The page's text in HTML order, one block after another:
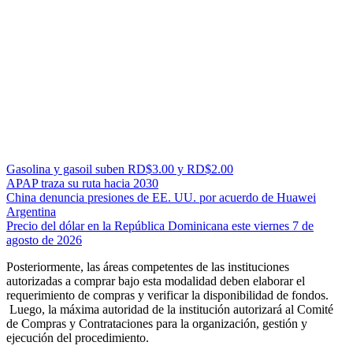
Gasolina y gasoil suben RD$3.00 y RD$2.00
APAP traza su ruta hacia 2030
China denuncia presiones de EE. UU. por acuerdo de Huawei
Argentina
Precio del dólar en la República Dominicana este viernes 7 de
agosto de 2026
Posteriormente, las áreas competentes de las instituciones
autorizadas a comprar bajo esta modalidad deben elaborar el
requerimiento de compras y verificar la disponibilidad de fondos.
Luego, la máxima autoridad de la institución autorizará al Comité
de Compras y Contrataciones para la organización, gestión y
ejecución del procedimiento.